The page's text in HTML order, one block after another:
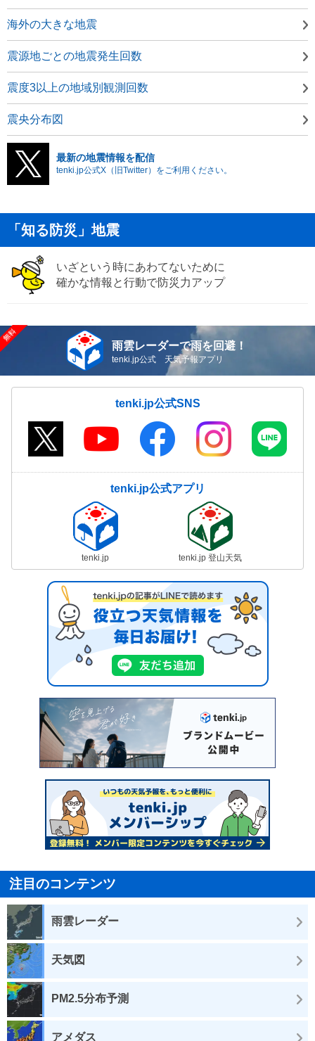
海外の大きな地震
震源地ごとの地震発生回数
震度3以上の地域別観測回数
震央分布図
最新の地震情報を配信
tenki.jp公式X（旧Twitter）をご利用ください。
「知る防災」地震
いざという時にあわてないために
確かな情報と行動で防災力アップ
雨雲レーダーで雨を回避！
tenki.jp公式 天気予報アプリ
tenki.jp公式SNS
tenki.jp公式アプリ
tenki.jp tenki.jp 登山天気
注目のコンテンツ
雨雲レーダー
天気図
PM2.5分布予測
アメダス